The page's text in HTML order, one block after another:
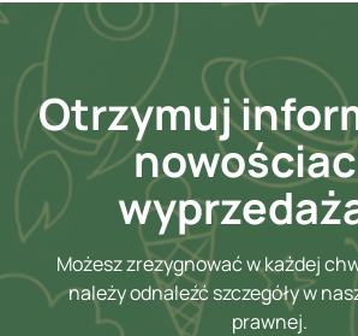
Otrzymuj
Możesz zrezygnować w każdej
należy odnaleźć szczegóły w
prawnej.